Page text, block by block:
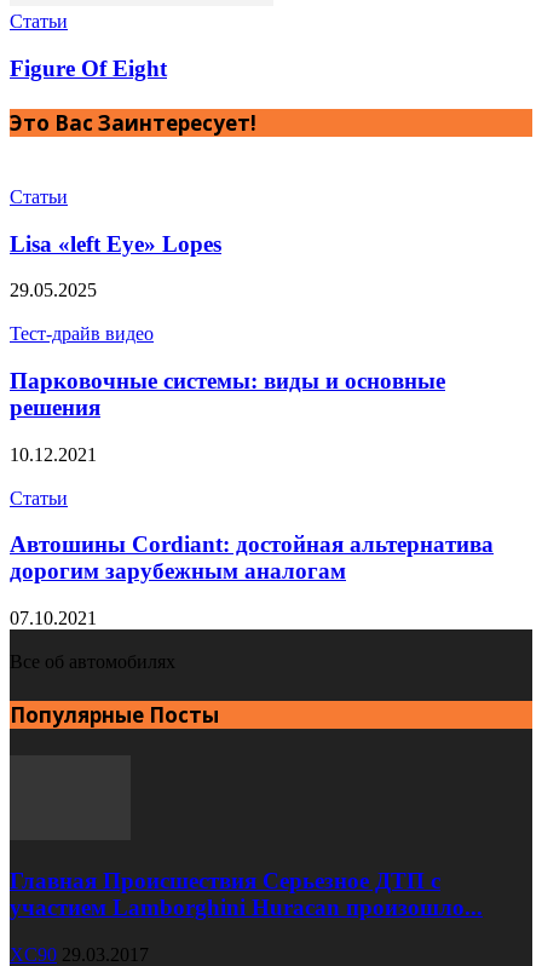
Статьи
Figure Of Eight
Это Вас Заинтересует!
Статьи
Lisa «left Eye» Lopes
29.05.2025
Тест-драйв видео
Парковочные системы: виды и основные
решения
10.12.2021
Статьи
Автошины Cordiant: достойная альтернатива
дорогим зарубежным аналогам
07.10.2021
Все об автомобилях
Популярные Посты
Главная Происшествия Серьезное ДТП с
участием Lamborghini Huracan произошло...
XC90 29.03.2017